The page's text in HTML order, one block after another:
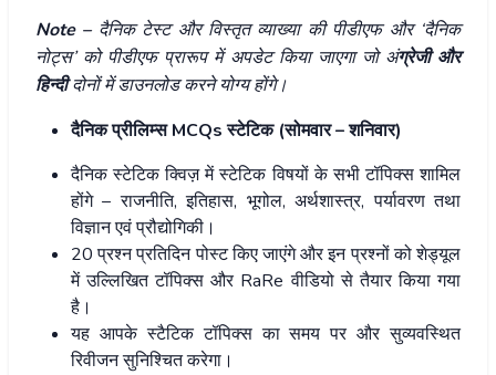
Note –दैनिक टेस्ट और विस्तृत व्याख्या की पीडीएफ और ‘दैनिक
नोट्स’ को पीडीएफ प्रारूप में अपडेट किया जाएगा जो अंग्रेजी और
हिन्दीदोनों में डाउनलोड करने योग्य होंगे।
दैनिक प्रीलिम्स MCQs स्टेटिक (सोमवार – शनिवार)
दैनिक स्टेटिक क्विज़ में स्टेटिक विषयों के सभी टॉपिक्स शामिल
होंगे – राजनीति, इतिहास, भूगोल, अर्थशास्त्र, पर्यावरण तथा
विज्ञान एवं प्रौद्योगिकी।
20 प्रश्न प्रतिदिन पोस्ट किए जाएंगे और इन प्रश्नों को शेड्यूल
में उल्लिखित टॉपिक्स और RaRe वीडियो से तैयार किया गया
है।
यह आपके स्टैटिक टॉपिक्स का समय पर और सुव्यवस्थित
रिवीजन सुनिश्चित करेगा।